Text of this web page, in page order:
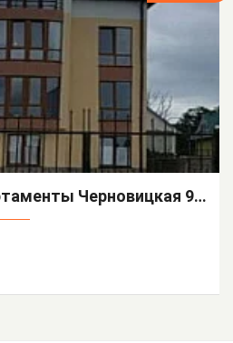
2х-уровневые апартаменты Черновицкая 91/1